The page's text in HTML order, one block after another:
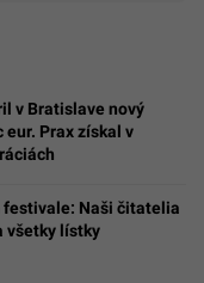
v Bratislave nový
Prax získal v
festivale: Naši čitatelia
všetky lístky